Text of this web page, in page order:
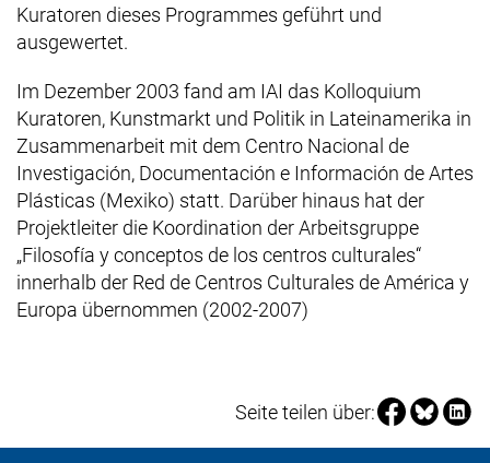
Kuratoren dieses Programmes geführt und
ausgewertet.
Im Dezember 2003 fand am IAI das Kolloquium
Kuratoren, Kunstmarkt und Politik in Lateinamerika in
Zusammenarbeit mit dem Centro Nacional de
Investigación, Documentación e Información de Artes
Plásticas (Mexiko) statt. Darüber hinaus hat der
Projektleiter die Koordination der Arbeitsgruppe
„Filosofía y conceptos de los centros culturales“
innerhalb der Red de Centros Culturales de América y
Europa übernommen (2002-2007)
Seite teilen über:Seite über
Seite